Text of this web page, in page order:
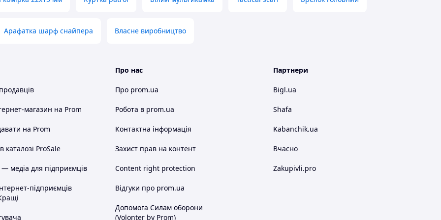
матеріалу на основі ПЕТ-полімеру
«валиків», посилює ізоляцію, адже
перешкод і не екранують сигнал. Зв’язок
стропів і фастексів, що дозволяє
не лише Starlink, а й тих, хто поруч.
Арафатка шарф снайпера Власне виробництво
магазин на Prom
на Prom
каталозі ProSale
медіа для підприємців
підприємців
Про нас
Про prom.ua
Робота в prom.ua
Контактна інформація
Захист прав на контент
Content right protection
Відгуки про prom.ua
Допомога Силам оборони
(Volonter by Prom)
Партнери
Bigl.ua
Shafa
Kabanchik.ua
Вчасно
Zakupivli.pro